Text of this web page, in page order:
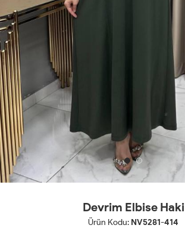
Devrim Elbise Haki
Ürün Kodu: NV5281-414